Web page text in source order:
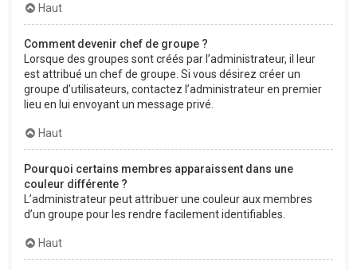
Haut
Comment devenir chef de groupe ?
Lorsque des groupes sont créés par l’administrateur, il leur
est attribué un chef de groupe. Si vous désirez créer un
groupe d’utilisateurs, contactez l’administrateur en premier
lieu en lui envoyant un message privé.
Haut
Pourquoi certains membres apparaissent dans une
couleur différente ?
L’administrateur peut attribuer une couleur aux membres
d’un groupe pour les rendre facilement identifiables.
Haut